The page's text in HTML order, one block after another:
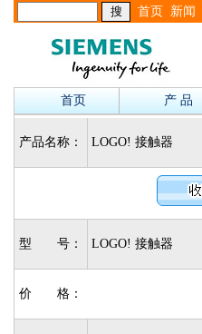
首页 新闻
首页 产 品
产品名称： LOGO! 接触器
型 号： LOGO! 接触器
价 格：